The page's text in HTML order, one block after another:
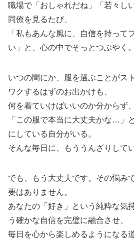
職場で「おしゃれだね」「若々し
同僚を見るたび、
「私もあんな風に、自信を持って
い」と、心の中でそっとつぶやく。
いつの間にか、服を選ぶことがス
ワクするはずのお出かけも、
何を着ていけばいいのか分からず、
「この服で本当に大丈夫かな…」
にしている自分がいる。
そんな毎日に、もううんざりして
でも、もう大丈夫です。その悩み
要はありません。
あなたの「好き」という純粋な気
う確かな自信を完璧に融合させ、
毎日を心から楽しめるようになる